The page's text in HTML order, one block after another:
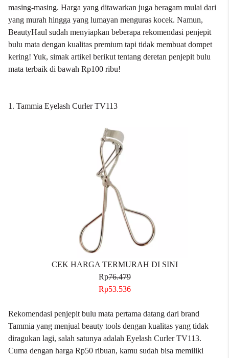
masing-masing. Harga yang ditawarkan juga beragam mulai dari
yang murah hingga yang lumayan menguras kocek. Namun,
BeautyHaul sudah menyiapkan beberapa rekomendasi penjepit
bulu mata dengan kualitas premium tapi tidak membuat dompet
kering! Yuk, simak artikel berikut tentang deretan penjepit bulu
mata terbaik di bawah Rp100 ribu!
1. Tammia Eyelash Curler TV113
CEK HARGA TERMURAH DI SINI
Rp76.479
Rp53.536
Rekomendasi penjepit bulu mata pertama datang dari brand
Tammia yang menjual beauty tools dengan kualitas yang tidak
diragukan lagi, salah satunya adalah Eyelash Curler TV113.
Cuma dengan harga Rp50 ribuan, kamu sudah bisa memiliki